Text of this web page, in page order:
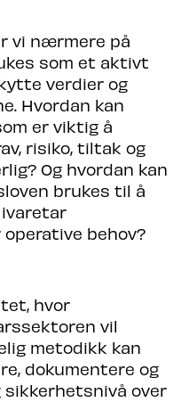
vi nærmere på
som et aktivt
verdier og
Hvordan kan
er viktig å
risiko, tiltak og
Og hvordan kan
brukes til å
behov?
hvor
vil
metodikk kan
dokumentere og
over